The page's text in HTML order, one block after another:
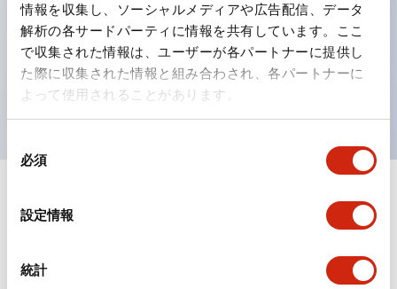
情報を収集し、ソーシャルメディアや広告配信、データ
解析の各サードパーティに情報を共有しています。ここ
で収集された情報は、ユーザーが各パートナーに提供し
た際に収集された情報と組み合わされ、各パートナーに
よって使用されることがあります。
必須
設定情報
統計
ひとつで6色の役をこなすLED球（LSRD球）。これま
で色ごとに分かれていたLED球を、1色のLED球で各色
を表現できるようにしました。
UL、CSA、TÜV、CCC認証品。（一部機種は除く）
ドキュメントとファイル
カタログ